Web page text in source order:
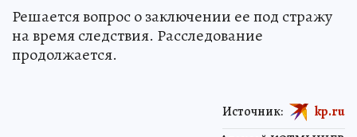
Решается вопрос о заключении ее под стражу
на время следствия. Расследование
продолжается.
Источник: kp.ru